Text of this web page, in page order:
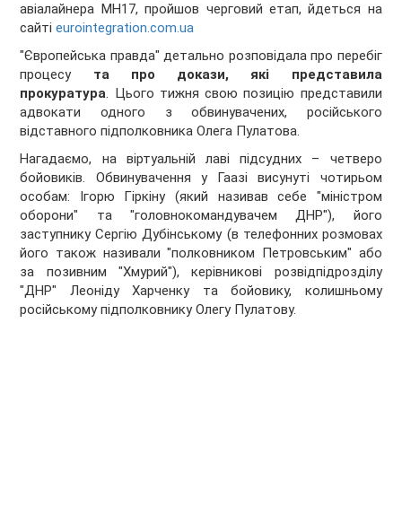
авіалайнера MH17, пройшов черговий етап, йдеться на
сайтіeurointegration.com.ua
"Європейська правда" детально розповідала про перебіг
процесу та про докази, які представила
прокуратура. Цього тижня свою позицію представили
адвокати одного з обвинувачених, російського
відставного підполковника Олега Пулатова.
Нагадаємо, на віртуальній лаві підсудних – четверо
бойовиків. Обвинувачення у Гаазі висунуті чотирьом
особам: Ігорю Гіркіну (який називав себе "міністром
оборони" та "головнокомандувачем ДНР"), його
заступнику Сергію Дубінському (в телефонних розмовах
його також називали "полковником Петровським" або
за позивним "Хмурий"), керівникові розвідпідрозділу
"ДНР" Леоніду Харченку та бойовику, колишньому
російському підполковнику Олегу Пулатову.